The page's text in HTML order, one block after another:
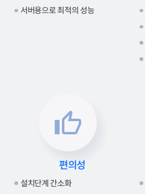
서버용으로 최적의 성능
편의성
설치단계 간소화